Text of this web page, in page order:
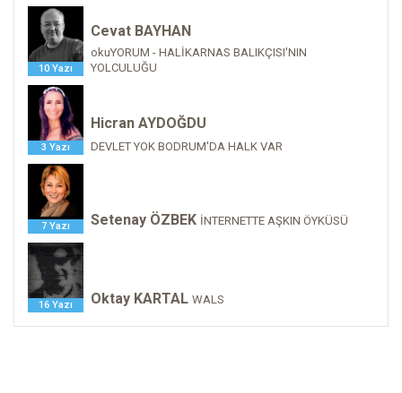
10 Yazı
Cevat BAYHAN
okuYORUM - HALİKARNAS BALIKÇISI'NIN
YOLCULUĞU
3 Yazı
Hicran AYDOĞDU
DEVLET YOK BODRUM'DA HALK VAR
7 Yazı Setenay ÖZBEK İNTERNETTE AŞKIN ÖYKÜSÜ
16 Yazı Oktay KARTAL WALS